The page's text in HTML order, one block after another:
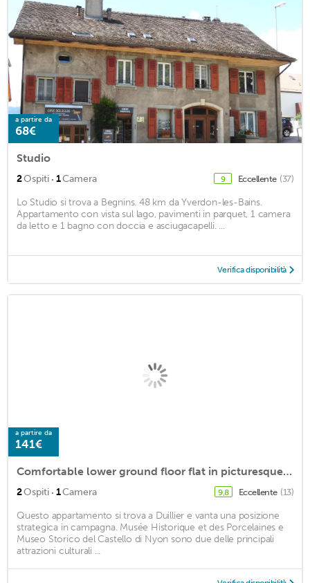
a partire da
68€
Studio
2Ospiti · 1Camera 9 Eccellente (37)
Lo Studio si trova a Begnins. 48 km da Yverdon-les-Bains.
Appartamento con vista sul lago, pavimenti in parquet, 1 camera
da letto e 1 bagno con doccia e asciugacapelli. ...
Verifica disponibilità
a partire da
141€
Comfortable lower ground floor flat in picturesque village above Nyon
2Ospiti · 1Camera 9,8 Eccellente (13)
Questo appartamento si trova a Duillier e vanta una posizione
strategica in campagna. Musée Historique et des Porcelaines e
Museo Storico del Castello di Nyon sono due delle principali
attrazioni culturali ...